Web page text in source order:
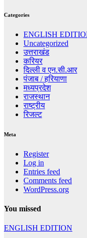
Categories
ENGLISH
Uncategorized
उत्तराखंड
करियर
दिल्ली व एन.सी.आर
पंजाब / हरियाणा
मध्यप्रदेश
राजस्थान
राष्ट्रीय
रिजल्ट
Meta
Register
Log in
Entries feed
Comments feed
WordPress.org
You missed
ENGLISH EDITION